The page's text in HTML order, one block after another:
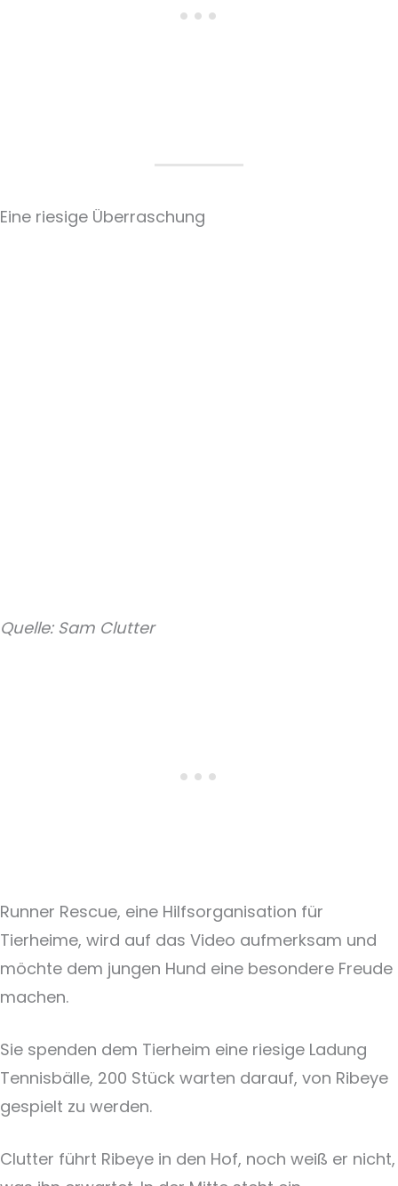
Eine riesige Überraschung
Quelle: Sam Clutter
Runner Rescue, eine Hilfsorganisation für
Tierheime, wird auf das Video aufmerksam und
möchte dem jungen Hund eine besondere Freude
machen.
Sie spenden dem Tierheim eine riesige Ladung
Tennisbälle, 200 Stück warten darauf, von Ribeye
gespielt zu werden.
Clutter führt Ribeye in den Hof, noch weiß er nicht,